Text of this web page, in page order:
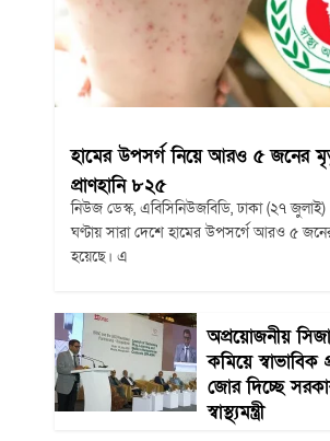
হামের উপসর্গ নিয়ে আরও ৫ জনের
প্রাণহানি ৮২৫
নিউজ ডেস্ক, এবিসিনিউজবিডি, ঢাকা (২৭
ঘণ্টায় সারা দেশে হামের উপসর্গে আরও ৫
হয়েছে। এ
অপ্রয়োজনীয়
কমিয়ে স্বাভাবিক
জোর দিচ্ছে
স্বাস্থ্যমন্ত্রী